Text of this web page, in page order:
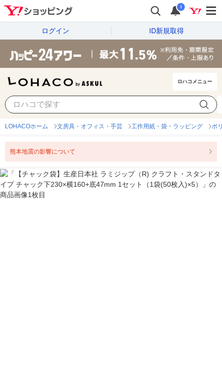
i
ログイン ID新規取得
ロハコメニュー
LOHACOホーム 文房具・オフィス・手芸 工作用紙・袋・ラッピング ポ
熊本地震の影響について